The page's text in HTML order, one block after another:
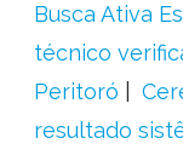
Busca Ativa
técnico
Peritoró
resultado